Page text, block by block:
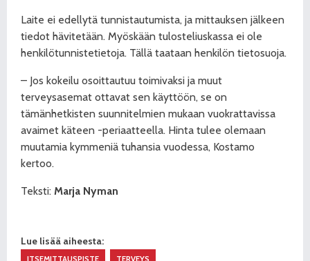
Laite ei edellytä tunnistautumista, ja mittauksen jälkeen
tiedot hävitetään. Myöskään tulosteliuskassa ei ole
henkilötunnistetietoja. Tällä taataan henkilön tietosuoja.
– Jos kokeilu osoittautuu toimivaksi ja muut
terveysasemat ottavat sen käyttöön, se on
tämänhetkisten suunnitelmien mukaan vuokrattavissa
avaimet käteen -periaatteella. Hinta tulee olemaan
muutamia kymmeniä tuhansia vuodessa, Kostamo
kertoo.
Teksti: Marja Nyman
Lue lisää aiheesta: